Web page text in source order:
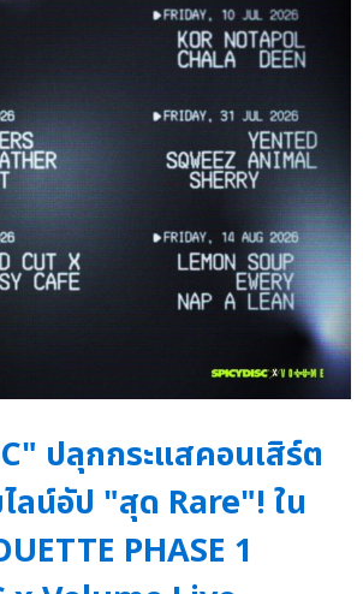
ปลุกกระแสคอนเสิร์ต
ลน์อัป "สุด Rare"! ใน
PHASE 1